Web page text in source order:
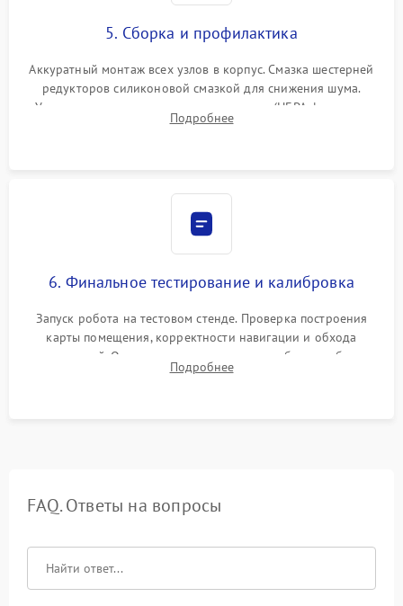
5. Сборка и профилактика
Аккуратный монтаж всех узлов в корпус. Смазка шестерней
редукторов силиконовой смазкой для снижения шума.
Установка новых расходных материалов (HEPA-фильтров,
микрофибры, щеток). Надежная фиксация разъемов и
Подробнее
6. Финальное тестирование и калибровка
Запуск робота на тестовом стенде. Проверка построения
карты помещения, корректности навигации и обхода
препятствий. Оценка силы всасывания и работы турбины.
Тестирование автоматического возврата на док-станцию и
Подробнее
FAQ. Ответы на вопросы